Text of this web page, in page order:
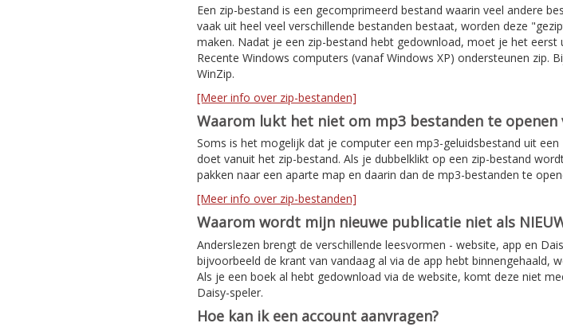
Een zip-bestand is een gecomprimeerd bestand waarin veel andere
vaak uit heel veel verschillende bestanden bestaat, worden deze
maken. Nadat je een zip-bestand hebt gedownload, moet je het
Recente Windows computers (vanaf Windows XP) ondersteunen
WinZip.
[Meer info over zip-bestanden]
Waarom lukt het niet om mp3 bestanden te
Soms is het mogelijk dat je computer een mp3-geluidsbestand uit
doet vanuit het zip-bestand. Als je dubbelklikt op een zip-bestand
pakken naar een aparte map en daarin dan de mp3-bestanden te
[Meer info over zip-bestanden]
Waarom wordt mijn nieuwe publicatie niet als
Anderslezen brengt de verschillende leesvormen - website, app en
bijvoorbeeld de krant van vandaag al via de app hebt binnengehaald,
Als je een boek al hebt gedownload via de website, komt deze niet
Daisy-speler.
Hoe kan ik een account aanvragen?